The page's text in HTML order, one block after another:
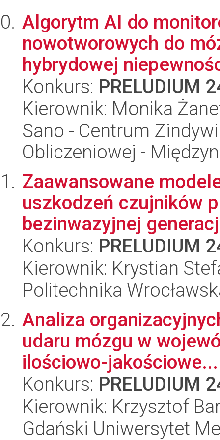
Algorytm AI do
nowotworowych do
hybrydowej
Konkurs: PRELUDIUM
Kierownik: Monika
Sano - Centrum
Obliczeniowej -
Zaawansowane
uszkodzeń czujników
bezinwazyjnej
Konkurs: PRELUDIUM
Kierownik: Krystian
Politechnika
Analiza
udaru mózgu w
ilościowo-jakościowe...
Konkurs: PRELUDIUM
Kierownik: Krzysztof
Gdański Uniwersytet